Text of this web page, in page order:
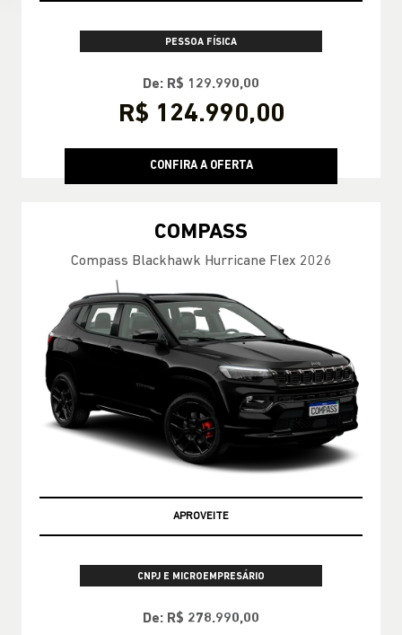
PESSOA FÍSICA
De: R$ 129.990,00
R$ 124.990,00
CONFIRA A OFERTA
COMPASS
Compass Blackhawk Hurricane Flex 2026
APROVEITE
CNPJ E MICROEMPRESÁRIO
De: R$ 278.990,00